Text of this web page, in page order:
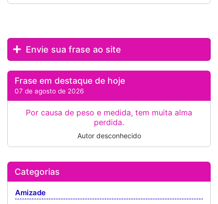
Envie sua frase ao site
Frase em destaque de hoje
07 de agosto de 2026
Por causa de peso e medida, tem muita alma
perdida.
Autor desconhecido
Categorias
Amizade